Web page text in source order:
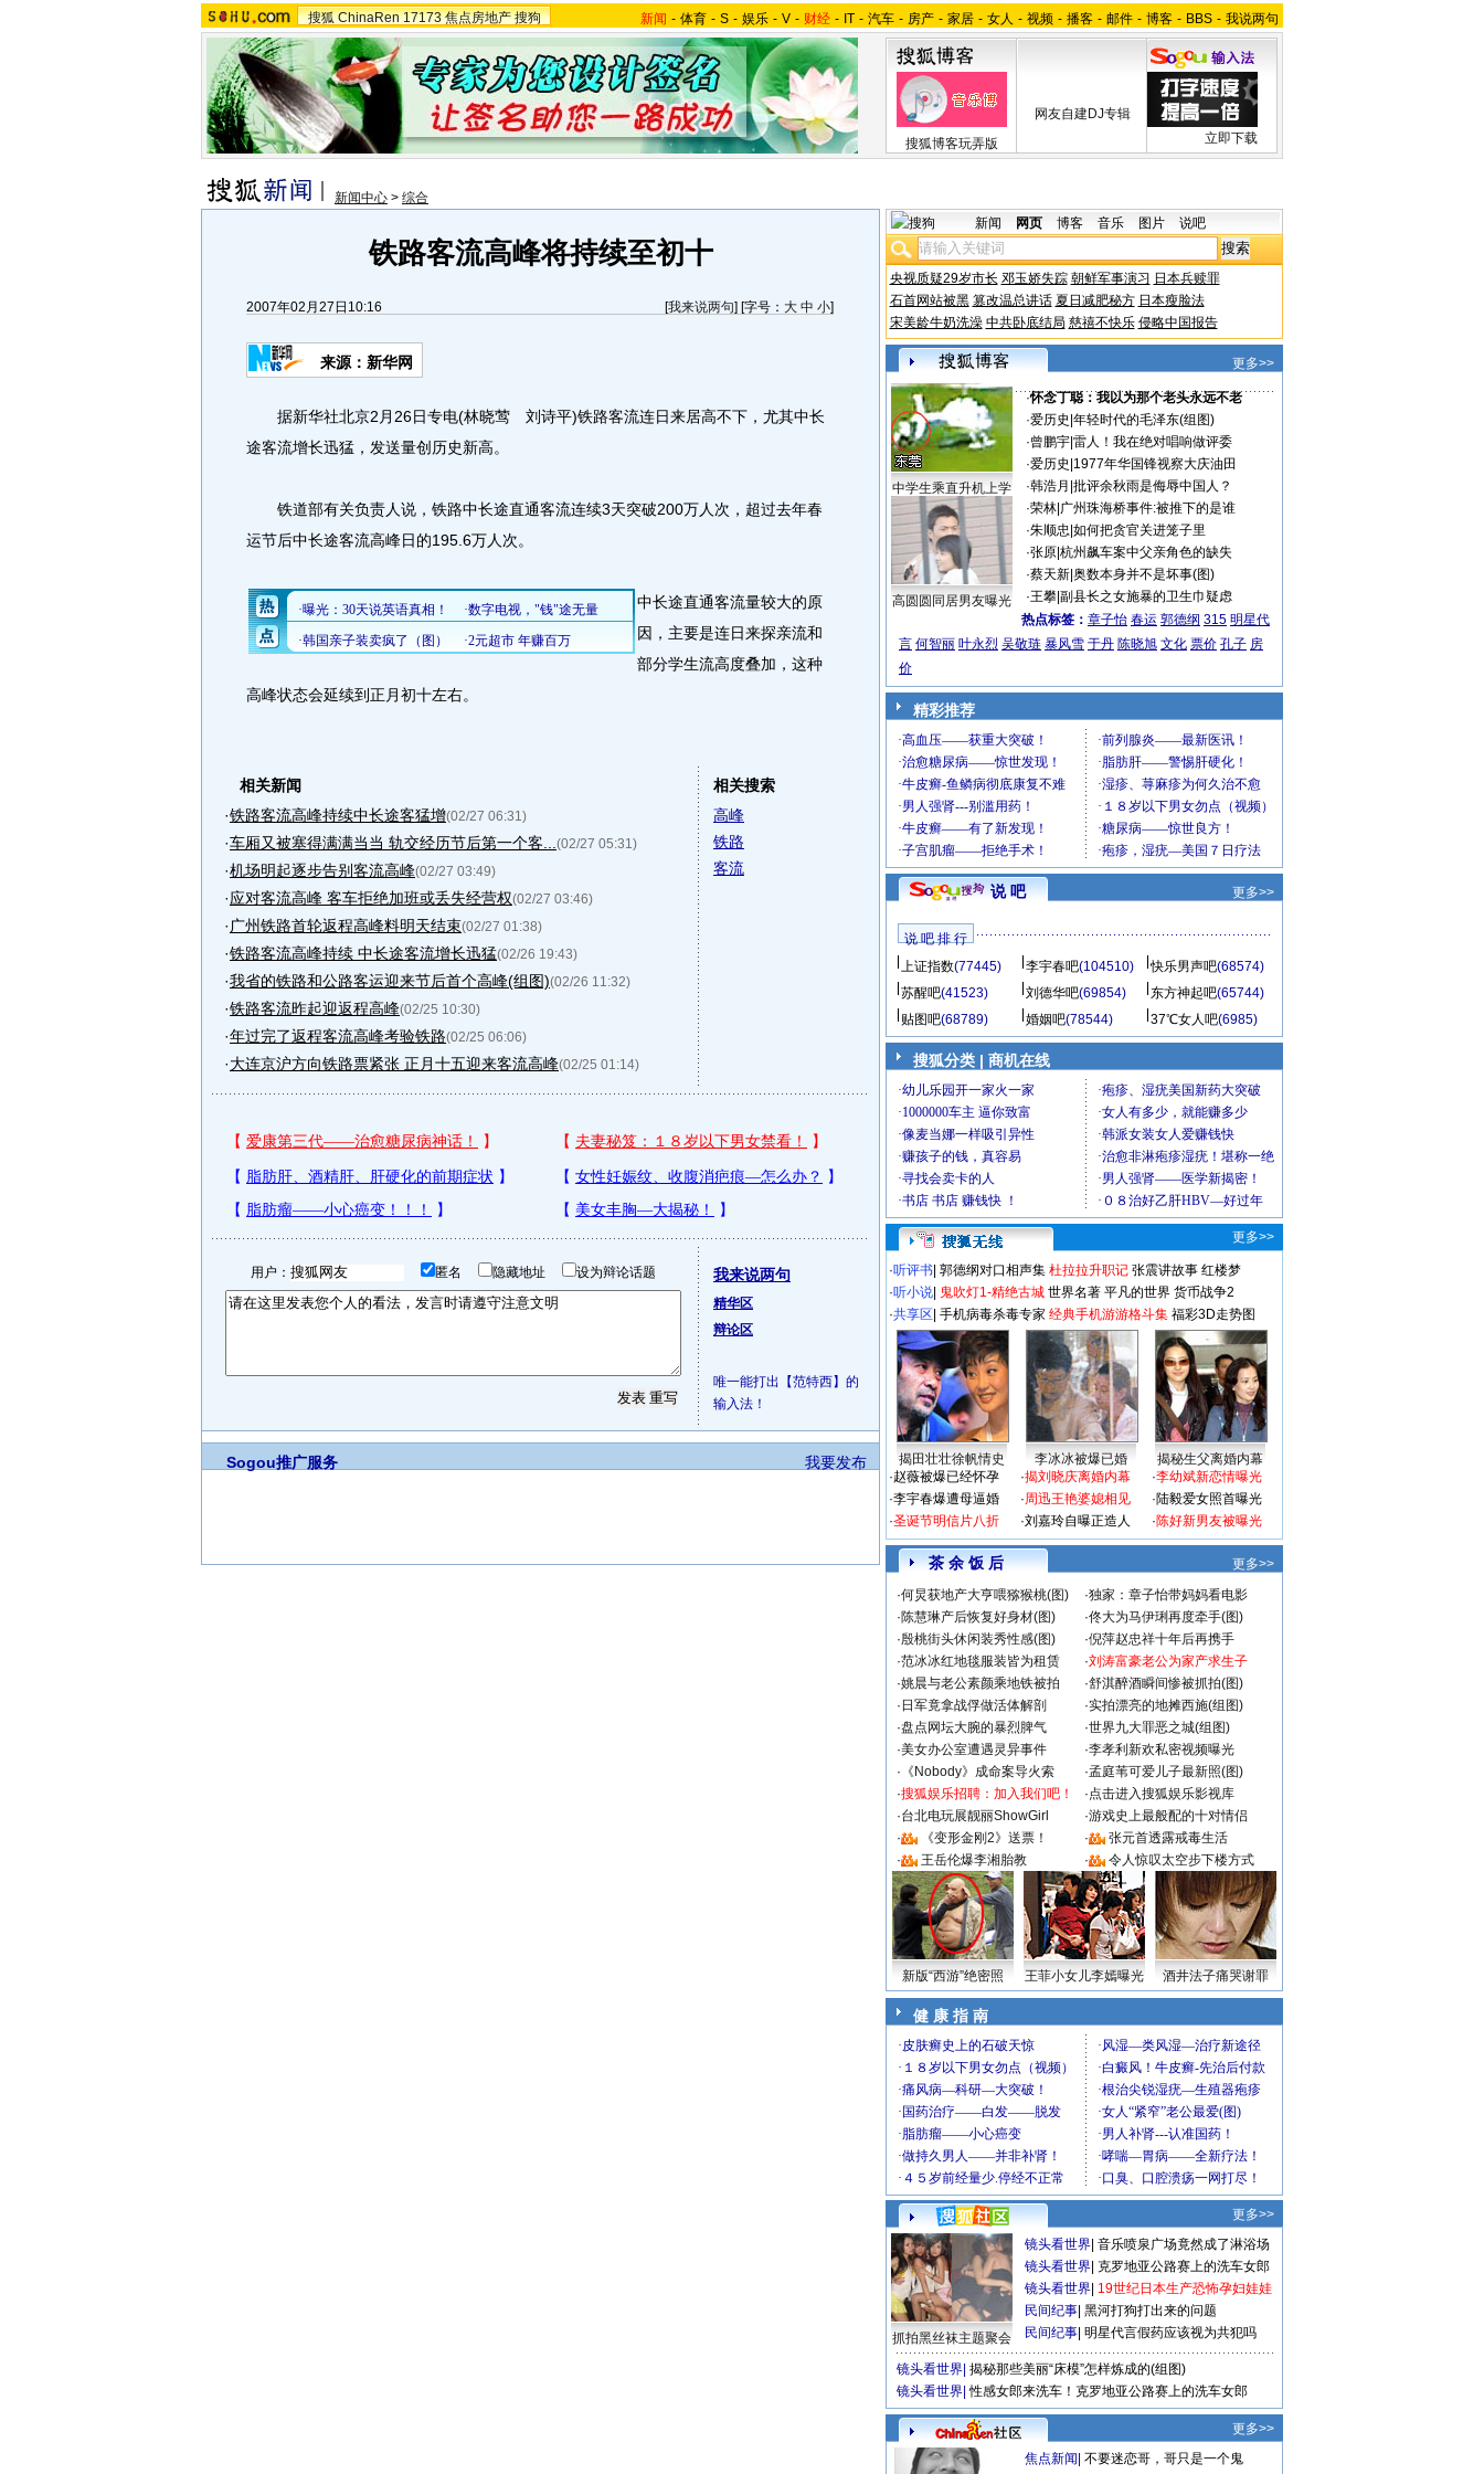
搜狐 ChinaRen 17173 焦点房地产 搜狗 新闻 - 体育 - S - 娱乐 - V - 财经 - IT - 汽车 - 房产 - 家居 - 女人 - 视频 - 播客 - 邮件 - 博客 - BBS - 我说两句
搜狐博客玩弄版
网友自建DJ专辑
立即下载
新闻中心 > 综合
铁路客流高峰将持续至初十
2007年02月27日10:16 [我来说两句] [字号： 大 中 小]
来源：新华网
据新华社北京2月26日专电(林晓莺 刘诗平)铁路客流连日来居高不下，尤其中长
途客流增长迅猛，发送量创历史新高。
铁道部有关负责人说，铁路中长途直通客流连续3天突破200万人次，超过去年春
运节后中长途客流高峰日的195.6万人次。
中长途直通客流量较大的原
因，主要是连日来探亲流和
部分学生流高度叠加，这种
高峰状态会延续到正月初十左右。
相关新闻
·铁路客流高峰持续中长途客猛增(02/27 06:31)
·车厢又被塞得满满当当 轨交经历节后第一个客... (02/27 05:31)
·机场明起逐步告别客流高峰(02/27 03:49)
·应对客流高峰 客车拒绝加班或丢失经营权(02/27 03:46)
· 广州铁路首轮返程高峰料明天结束(02/27 01:38)
·铁路客流高峰持续 中长途客流增长迅猛(02/26 19:43)
·我省的铁路和公路客运迎来节后首个高峰(组图)(02/26 11:32)
·铁路客流昨起迎返程高峰(02/25 10:30)
·年过完了返程客流高峰考验铁路(02/25 06:06)
·大连京沪方向铁路票紧张 正月十五迎来客流高峰(02/25 01:14)
相关搜索
高峰
铁路
客流
用户： 匿名 隐藏地址 设为辩论话题 我来说两句
精华区
辩论区
唯一能打出【范特西】的
输入法！
我要发布
Sogou推广服务
新闻 网页 博客 音乐 图片 说吧
央视质疑29岁市长 邓玉娇失踪 朝鲜军事演习 日本兵赎罪
石首网站被黑 篡改温总讲话 夏日减肥秘方 日本瘦脸法
宋美龄牛奶洗澡 中共卧底结局 慈禧不快乐 侵略中国报告
更多>>
中学生乘直升机上学
高圆圆同居男友曝光
·怀念丁聪：我以为那个老头永远不老
·爱历史 年轻时代的毛泽东(组图)
·曾鹏宇| 雷人！我在绝对唱响做评委
·爱历史 1977年华国锋视察大庆油田
·韩浩月 批评余秋雨是侮辱中国人？
·荣林| 广州珠海桥事件:被推下的是谁
·朱顺忠 如何把贪官关进笼子里
·张原| 杭州飙车案中父亲角色的缺失
·蔡天新| 奥数本身并不是坏事(图)
·王攀| 副县长之女施暴的卫生巾疑虑
热点标签： 章子怡 春运 郭德纲 315 明星代
言 何智丽 叶永烈 吴敬琏 暴风雪 于丹 陈晓旭 文化 票价 孔子 房
价
精彩推荐
说 吧 更多>>
说 吧 排 行
上证指数(77445) 李宇春吧(104510) 快乐男声吧(68574)
苏醒吧(41523) 刘德华吧(69854) 东方神起吧(65744)
贴图吧(68789) 婚姻吧(78544) 37℃女人吧(6985)
搜狐分类 | 商机在线
更多>>
·听评书 郭德纲对口相声集 杜拉拉升职记 张震讲故事 红楼梦
·听小说 鬼吹灯1-精绝古城 世界名著 平凡的世界 货币战争2
·共享区 手机病毒杀毒专家 经典手机游游格斗集 福彩3D走势图
揭田壮壮徐帆情史 李冰冰被爆已婚
揭秘生父离婚内幕
·赵薇被爆已经怀孕
·李宇春爆遭母逼婚
·圣诞节明信片八折
·揭刘晓庆离婚内幕
·周迅王艳婆媳相见
·刘嘉玲自曝正造人
·李幼斌新恋情曝光
·陆毅爱女照首曝光
·陈好新男友被曝光
茶 余 饭 后
更多>>
·何炅获地产大亨喂猕猴桃(图) ·独家：章子怡带妈妈看电影
·陈慧琳产后恢复好身材(图) ·佟大为马伊琍再度牵手(图)
·殷桃街头休闲装秀性感(图) ·倪萍赵忠祥十年后再携手
·范冰冰红地毯服装皆为租赁 ·刘涛富豪老公为家产求生子
·姚晨与老公素颜乘地铁被拍 ·舒淇醉酒瞬间惨被抓拍(图)
· 日军竟拿战俘做活体解剖 ·实拍漂亮的地摊西施(组图)
·盘点网坛大腕的暴烈脾气 ·世界九大罪恶之城(组图)
·美女办公室遭遇灵异事件 ·李孝利新欢私密视频曝光
· 《Nobody》成命案导火索 ·孟庭苇可爱儿子最新照(图)
·搜狐娱乐招聘：加入我们吧！ ·点击进入搜狐娱乐影视库
·台北电玩展靓丽ShowGirl ·游戏史上最般配的十对情侣
·
《变形金刚2》送票！ ·
张元首透露戒毒生活
·
王岳伦爆李湘胎教 · 令人惊叹太空步下楼方式
新版“西游”绝密照 王菲小女儿李嫣曝光 酒井法子痛哭谢罪
健 康 指 南
更多>>
抓拍黑丝袜主题聚会
镜头看世界 音乐喷泉广场竟然成了淋浴场
镜头看世界 克罗地亚公路赛上的洗车女郎
镜头看世界 19世纪日本生产恐怖孕妇娃娃
民间纪事 黑河打狗打出来的问题
民间纪事 明星代言假药应该视为共犯吗
镜头看世界 揭秘那些美丽“床模”怎样炼成的(组图)
镜头看世界 性感女郎来洗车！克罗地亚公路赛上的洗车女郎
更多>>
焦点新闻 不要迷恋哥，哥只是一个鬼